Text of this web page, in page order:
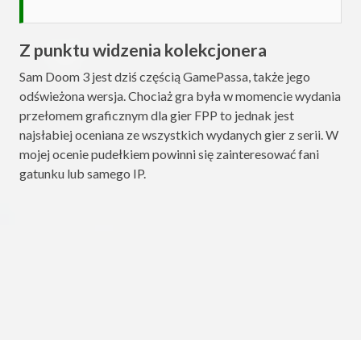
Z punktu widzenia kolekcjonera
Sam Doom 3 jest dziś częścią GamePassa, także jego
odświeżona wersja. Chociaż gra była w momencie wydania
przełomem graficznym dla gier FPP to jednak jest
najsłabiej oceniana ze wszystkich wydanych gier z serii. W
mojej ocenie pudełkiem powinni się zainteresować fani
gatunku lub samego IP.